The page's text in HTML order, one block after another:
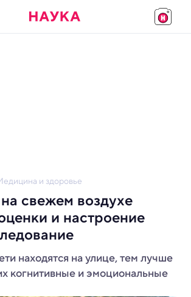
и здоровье
свежем воздухе
и настроение
находятся на улице, тем лучше
когнитивные и эмоциональные